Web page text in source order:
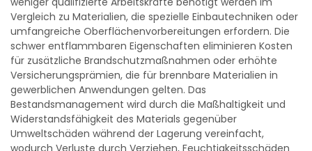
Vergleich zu Materialien, die spezielle Einbautechniken oder
umfangreiche Oberflächenvorbereitungen erfordern. Die
schwer entflammbaren Eigenschaften eliminieren Kosten
für zusätzliche Brandschutzmaßnahmen oder erhöhte
Versicherungsprämien, die für brennbare Materialien in
gewerblichen Anwendungen gelten. Das
Bestandsmanagement wird durch die Maßhaltigkeit und
Widerstandsfähigkeit des Materials gegenüber
Umweltschäden während der Lagerung vereinfacht,
wodurch Verluste durch Verziehen, Feuchtigkeitsschäden